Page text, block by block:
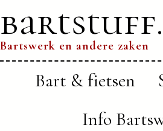
Bartswerk en andere zaken
Bart & fietsen
Info